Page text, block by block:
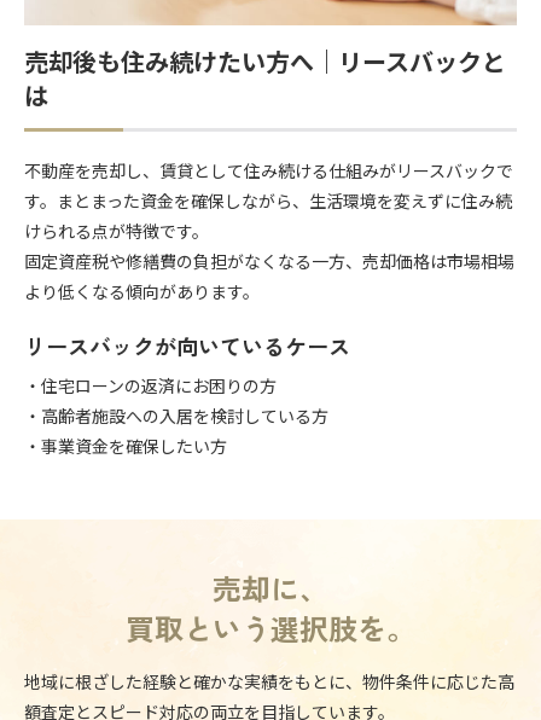
売却後も住み続けたい方へ｜リースバックと
は
不動産を売却し、賃貸として住み続ける仕組みがリースバックで
す。まとまった資金を確保しながら、生活環境を変えずに住み続
けられる点が特徴です。
固定資産税や修繕費の負担がなくなる一方、売却価格は市場相場
より低くなる傾向があります。
リースバックが向いているケース
・住宅ローンの返済にお困りの方
・高齢者施設への入居を検討している方
・事業資金を確保したい方
売却に、
買取という選択肢を。
地域に根ざした経験と確かな実績をもとに、物件条件に応じた高
額査定とスピード対応の両立を目指しています。